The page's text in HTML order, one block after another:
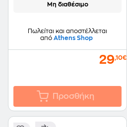
Μη διαθέσιμο
Πωλείται και αποστέλλεται
από Athens Shop
29,10€
Προσθήκη